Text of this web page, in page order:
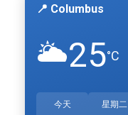
📍 Columbus
🌥️25°C
今天 星期二